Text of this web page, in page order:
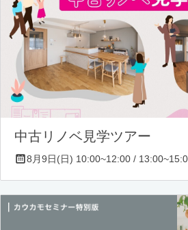
中古リノベ見学ツアー
8月9日(日) 10:00~12:00 /